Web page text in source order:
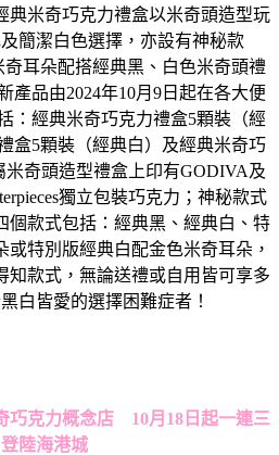
典米奇巧克力禮盒以米奇頭造型玩
簡潔白色選擇，亦設有神秘款
耳朵配搭經典黑、白色米奇頭禮
產品由2024年10月9日起在各大便
：經典米奇巧克力禮盒5顆裝（經
盒5顆裝（經典白）及經典米奇巧
奇頭造型禮盒上印有GODIVA及
獨立包裝巧克力；神秘款式
個款式包括：經典黑、經典白、特
特別版經典白配金色米奇耳朵，
知款式，無論送禮或自用皆可享多
白皆愛的選擇困難症者！
巧克力概念店 10月 18 日起一連三
登陸海港城